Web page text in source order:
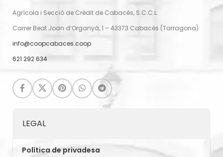
Agrícola i Secció de Crèdit de Cabacés, S.C.C.L.
Carrer Beat Joan d’Organyà, 1 – 43373 Cabacés (Tarragona)
info@coopcabaces.coop
621 292 634
LEGAL
Política de privadesa